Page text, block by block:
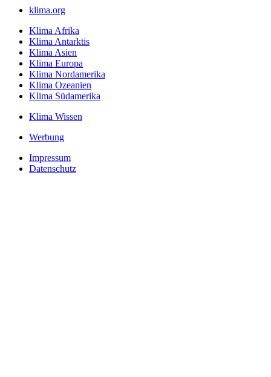
klima.org
Klima Afrika
Klima Antarktis
Klima Asien
Klima Europa
Klima Nordamerika
Klima Ozeanien
Klima Südamerika
Klima Wissen
Werbung
Impressum
Datenschutz